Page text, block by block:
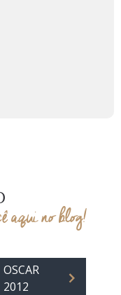
aqui no blog!
OSCAR
2012